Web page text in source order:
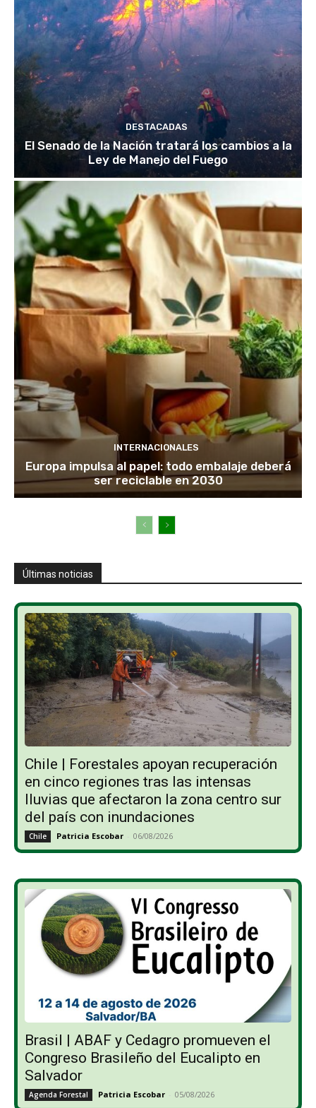
DESTACADAS
El Senado de la Nación tratará los cambios a la
Ley de Manejo del Fuego
INTERNACIONALES
Europa impulsa al papel: todo embalaje deberá
ser reciclable en 2030
Últimas noticias
Chile | Forestales apoyan recuperación
en cinco regiones tras las intensas
lluvias que afectaron la zona centro sur
del país con inundaciones
Chile Patricia Escobar - 06/08/2026
Brasil | ABAF y Cedagro promueven el
Congreso Brasileño del Eucalipto en
Salvador
Agenda Forestal Patricia Escobar - 05/08/2026